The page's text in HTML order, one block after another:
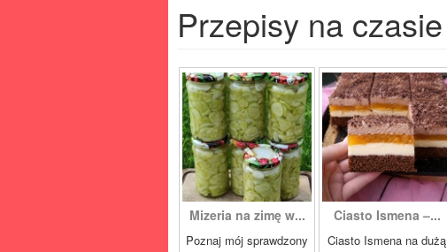
Przepisy na czasie
Mizeria na zimę w...
Poznaj mój sprawdzony
Ciasto Ismena –...
Ciasto Ismena na dużą